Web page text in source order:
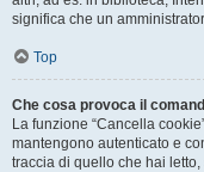
significa che un
Top
Che cosa provoca il
La funzione “Cancella
mantengono autenticato e
traccia di quello che hai